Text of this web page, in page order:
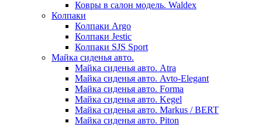
Ковры в салон модель. Waldex
Колпаки
Колпаки Argo
Колпаки Jestic
Колпаки SJS Sport
Майка сиденья авто.
Майка сиденья авто. Atra
Майка сиденья авто. Avto-Elegant
Майка сиденья авто. Forma
Майка сиденья авто. Kegel
Майка сиденья авто. Markus / BERT
Майка сиденья авто. Piton